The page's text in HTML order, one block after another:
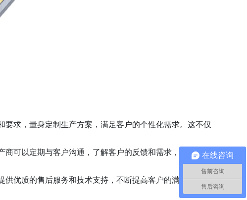
求，量身定制生产方案，满足客户的个性化需求。这不仅
可以定期与客户沟通，了解客户的反馈和需求，及时解决
优质的售后服务和技术支持，不断提高客户的满意度和忠
在线咨询
售前咨询
售后咨询